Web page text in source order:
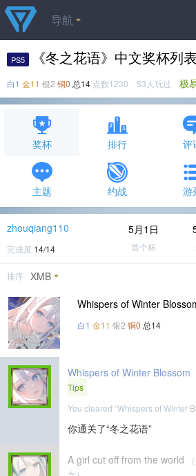
导航
PS5 《冬之花语》中文奖杯列表
白1 金11 银2 铜0 总14 点数1230 53人玩过 极
奖杯 排行 评
主题 约战 游
zhouqiang110
完成度 14/14
5月1日
首个杯
排序 XMB
Whispers of Winter
白1 金11 银2 铜0 总14
Whispers of Winter Blossom
Tips
You cleared “Whispers of Winter
你通关了“冬之花语”
A girl cut off from the world